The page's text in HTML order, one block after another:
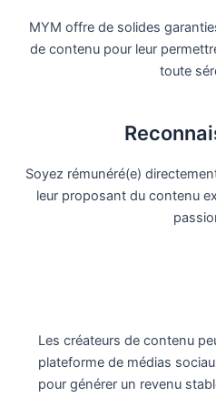
MYM offre de solides
de contenu pour leur
toute
Soyez rémunéré(e)
leur proposant du contenu
Les créateurs de contenu
plateforme de médias
pour générer un revenu